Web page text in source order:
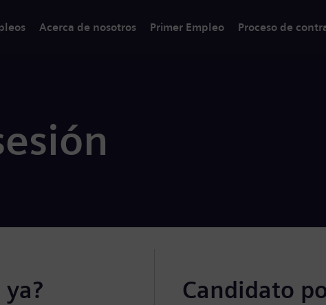
Acerca de nosotros Primer Empleo Proceso de
Candidato